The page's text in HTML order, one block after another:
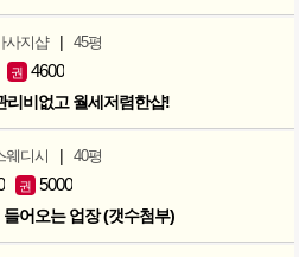
사지샵 | 45평
권 4600
리비없고 월세저렴한샵!
웨디시 | 40평
권 5000
어오는 업장 (갯수첨부)